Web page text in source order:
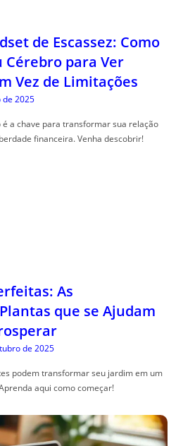
de Escassez: Como
Cérebro para Ver
Vez de Limitações
de 2025
é a chave para transformar sua relação
financeira. Venha descobrir!
As
que se Ajudam
de 2025
podem transformar seu jardim em um
aqui como começar!